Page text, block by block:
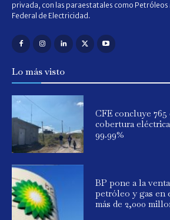
privada, con las paraestatales como Petróleos
Federal de Electricidad.
Lo más visto
CFE concluye
cobertura
99.99%
BP pone a la
petróleo y gas en
más de 2,000